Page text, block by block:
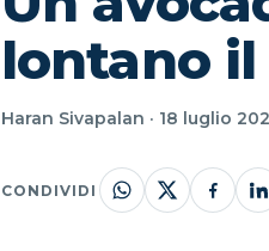
lontano il
Haran Sivapalan · 18 luglio
CONDIVIDI